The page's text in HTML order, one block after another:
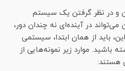
و در نظر گرفتن یک سیستم
در آینده‌ای نه چندان دور،
باید از همان ابتدا، سیستمی
باشید. موارد زیر نمونه‌هایی از
هستند: